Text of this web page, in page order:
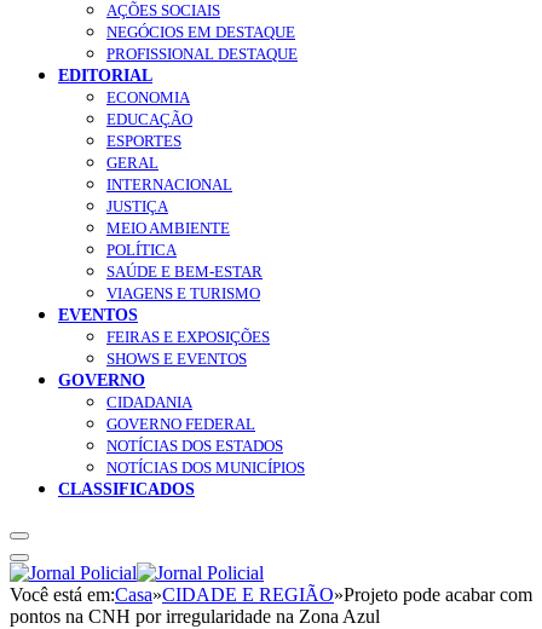
AÇÕES SOCIAIS
NEGÓCIOS EM DESTAQUE
PROFISSIONAL DESTAQUE
EDITORIAL
ECONOMIA
EDUCAÇÃO
ESPORTES
GERAL
INTERNACIONAL
JUSTIÇA
MEIO AMBIENTE
POLÍTICA
SAÚDE E BEM-ESTAR
VIAGENS E TURISMO
EVENTOS
FEIRAS E EXPOSIÇÕES
SHOWS E EVENTOS
GOVERNO
CIDADANIA
GOVERNO FEDERAL
NOTÍCIAS DOS ESTADOS
NOTÍCIAS DOS MUNICÍPIOS
CLASSIFICADOS
Você está em:Casa»CIDADE E REGIÃO»Projeto pode acabar com
pontos na CNH por irregularidade na Zona Azul